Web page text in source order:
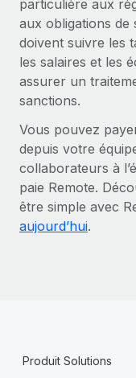
particulière aux
aux obligations de
doivent suivre les
les salaires et les
assurer un
sanctions.
Vous pouvez
depuis votre
collaborateurs à
paie Remote.
être simple avec
aujourd’hui.
Produit Solutions